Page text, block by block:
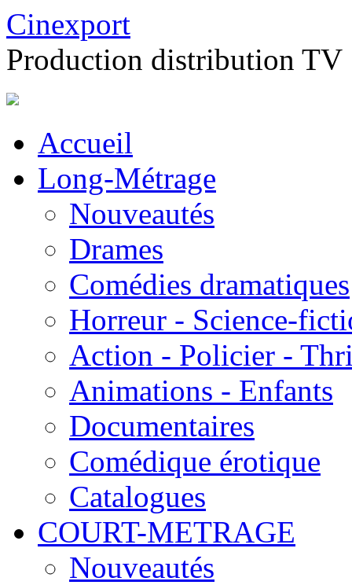
Cinexport
Production distribution TV
Accueil
Long-Métrage
Nouveautés
Drames
Comédies dramatiques
Horreur - Science-
Action - Policier -
Animations - Enfants
Documentaires
Comédique érotique
Catalogues
COURT-METRAGE
Nouveautés